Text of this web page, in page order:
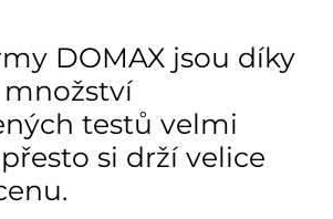
- doručení do 7 dnů
18 ks
na prodejnách je pouze orientační.
se mohou lišit od cen na e-
DOMAX jsou díky
testů velmi
si drží velice